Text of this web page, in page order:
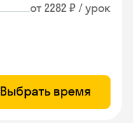
от 2282 ₽ / урок
Выбрать время